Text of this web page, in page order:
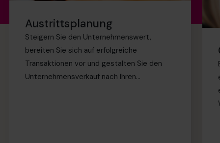
Austrittsplanung
Steigern Sie den Unternehmenswert,
bereiten Sie sich auf erfolgreiche
Transaktionen vor und gestalten Sie den
Unternehmensverkauf nach Ihren